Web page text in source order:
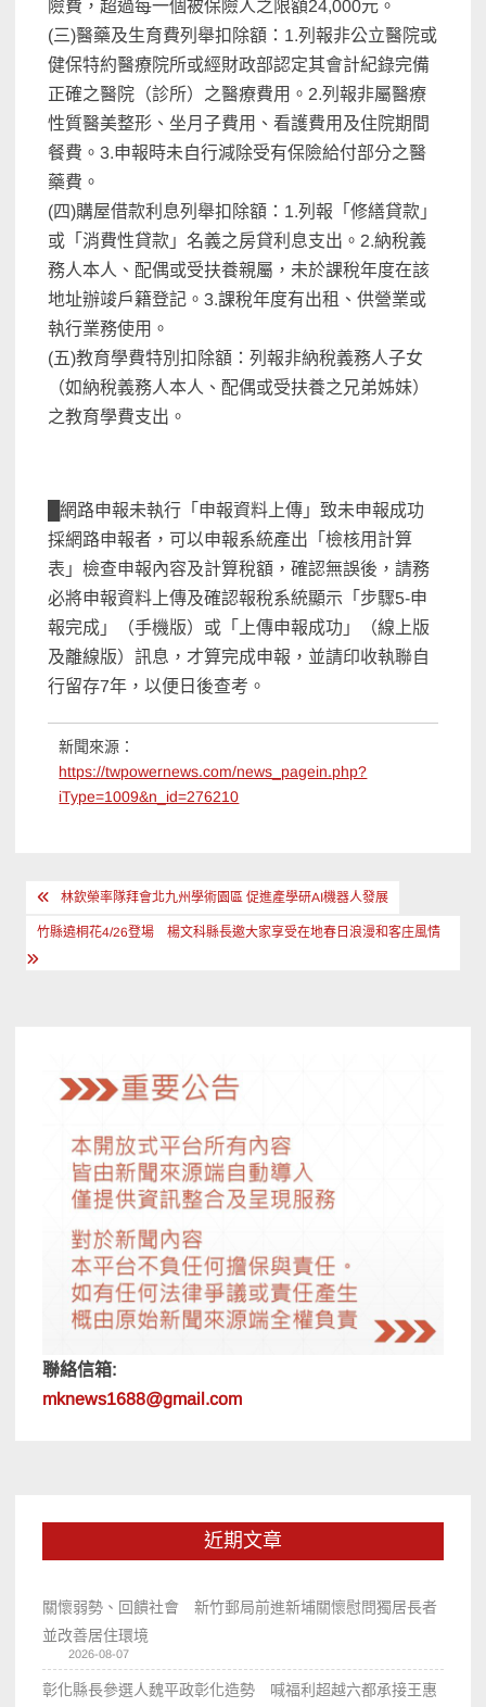
險費，超過每一個被保險人之限額24,000元。
(三)醫藥及生育費列舉扣除額：1.列報非公立醫院或
健保特約醫療院所或經財政部認定其會計紀錄完備
正確之醫院（診所）之醫療費用。2.列報非屬醫療
性質醫美整形、坐月子費用、看護費用及住院期間
餐費。3.申報時未自行減除受有保險給付部分之醫
藥費。
(四)購屋借款利息列舉扣除額：1.列報「修繕貸款」
或「消費性貸款」名義之房貸利息支出。2.納稅義
務人本人、配偶或受扶養親屬，未於課稅年度在該
地址辦竣戶籍登記。3.課稅年度有出租、供營業或
執行業務使用。
(五)教育學費特別扣除額：列報非納稅義務人子女
（如納稅義務人本人、配偶或受扶養之兄弟姊妹）
之教育學費支出。
█網路申報未執行「申報資料上傳」致未申報成功
採網路申報者，可以申報系統產出「檢核用計算
表」檢查申報內容及計算稅額，確認無誤後，請務
必將申報資料上傳及確認報稅系統顯示「步驟5-申
報完成」（手機版）或「上傳申報成功」（線上版
及離線版）訊息，才算完成申報，並請印收執聯自
行留存7年，以便日後查考。
新聞來源：
https://twpowernews.com/news_pagein.php?
iType=1009&n_id=276210
文
章
導
林欽榮率隊拜會北九州學術園區 促進產學研AI機器人發展
竹縣遶桐花4/26登場 楊文科縣長邀大家享受在地春日浪漫和客庄風情
聯絡信箱:
mknews1688@gmail.com
近期文章
關懷弱勢、回饋社會 新竹郵局前進新埔關懷慰問獨居長者
並改善居住環境
2026-08-07
彰化縣長參選人魏平政彰化造勢 喊福利超越六都承接王惠